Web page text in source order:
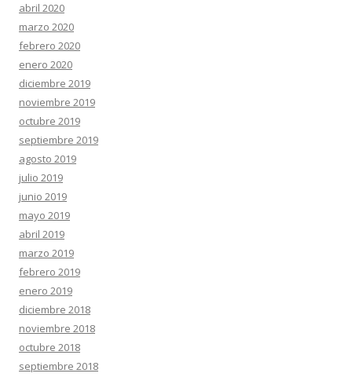
abril 2020
marzo 2020
febrero 2020
enero 2020
diciembre 2019
noviembre 2019
octubre 2019
septiembre 2019
agosto 2019
julio 2019
junio 2019
mayo 2019
abril 2019
marzo 2019
febrero 2019
enero 2019
diciembre 2018
noviembre 2018
octubre 2018
septiembre 2018